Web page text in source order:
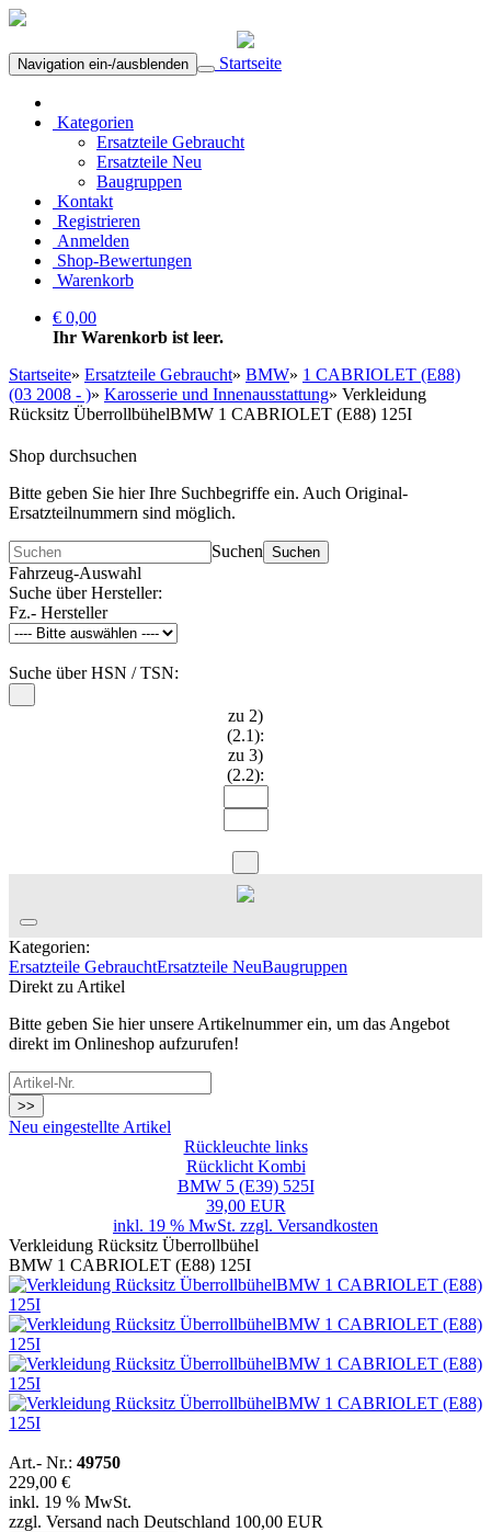
Navigation ein-/ausblenden Startseite
Kategorien
Ersatzteile Gebraucht
Ersatzteile Neu
Baugruppen
Kontakt
Registrieren
Anmelden
Shop-Bewertungen
Warenkorb
€ 0,00
Ihr Warenkorb ist leer.
Startseite» Ersatzteile Gebraucht» BMW» 1 CABRIOLET (E88)
(03 2008 - )» Karosserie und Innenausstattung» Verkleidung
Rücksitz ÜberrollbühelBMW 1 CABRIOLET (E88) 125I
Shop durchsuchen
Bitte geben Sie hier Ihre Suchbegriffe ein. Auch Original-
Ersatzteilnummern sind möglich.
Suchen Suchen
Fahrzeug-Auswahl
Suche über Hersteller:
Fz.- Hersteller
Suche über HSN / TSN:
zu 2)
(2.1):
zu 3)
(2.2):
Kategorien:
Ersatzteile GebrauchtErsatzteile NeuBaugruppen
Direkt zu Artikel
Bitte geben Sie hier unsere Artikelnummer ein, um das Angebot
direkt im Onlineshop aufzurufen!
>>
Neu eingestellte Artikel
Rückleuchte links
Rücklicht Kombi
BMW 5 (E39) 525I
39,00 EUR
inkl. 19 % MwSt. zzgl. Versandkosten
Verkleidung Rücksitz Überrollbühel
BMW 1 CABRIOLET (E88) 125I
Art.- Nr.: 49750
229,00 €
inkl. 19 % MwSt.
zzgl. Versand nach Deutschland 100,00 EUR